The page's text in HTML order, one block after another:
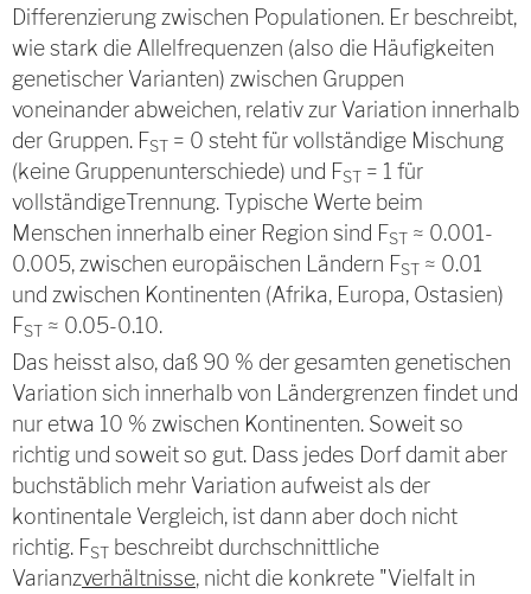
Differenzierung zwischen Populationen. Er beschreibt,
wie stark die Allelfrequenzen (also die Häufigkeiten
genetischer Varianten) zwischen Gruppen
voneinander abweichen, relativ zur Variation innerhalb
der Gruppen. FST = 0 steht für vollständige Mischung
(keine Gruppenunterschiede) und FST = 1 für
vollständigeTrennung. Typische Werte beim
Menschen innerhalb einer Region sind FST ≈ 0.001-
0.005, zwischen europäischen Ländern FST ≈ 0.01
und zwischen Kontinenten (Afrika, Europa, Ostasien)
FST ≈ 0.05-0.10.
Das heisst also, daß 90 % der gesamten genetischen
Variation sich innerhalb von Ländergrenzen findet und
nur etwa 10 % zwischen Kontinenten. Soweit so
richtig und soweit so gut. Dass jedes Dorf damit aber
buchstäblich mehr Variation aufweist als der
kontinentale Vergleich, ist dann aber doch nicht
richtig. FST beschreibt durchschnittliche
Varianzverhältnisse, nicht die konkrete "Vielfalt in